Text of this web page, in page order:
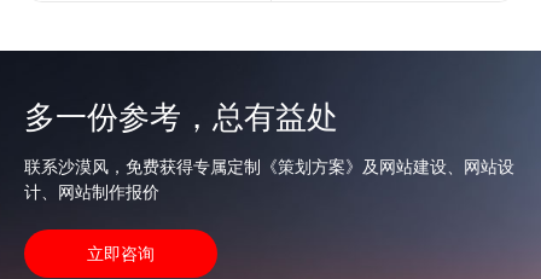
多一份参考，总有益处
联系沙漠风，免费获得专属定制《策划方案》及网站建设、网站设
计、网站制作报价
立即咨询